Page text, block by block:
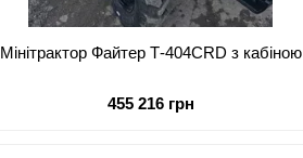
Мінітрактор Файтер Т-404СRD з кабіною
455 216 грн